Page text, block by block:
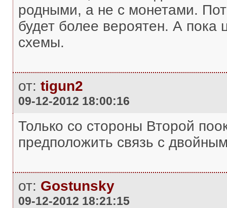
родными, а не с монетами.
будет более вероятен. А
схемы.
от: tigun2
09-12-2012 18:00:16
Только со стороны Второй
предположить связь с
от: Gostunsky
09-12-2012 18:21:15